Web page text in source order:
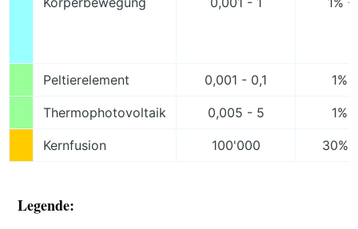
Peltierelement 0,001 - 0,1 1%
Thermophotovoltaik 0,005 - 5 1%
Kernfusion 100'000 30%
Legende: